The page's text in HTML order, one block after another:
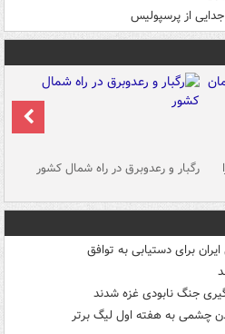
از پرسپولیس
رگبار و رعدوبرق در راه شمال کشور
برای دستیابی به توافق
جنگ نابودی غزه شدند
چشمی به هفته اول لیگ برتر